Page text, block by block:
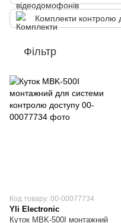
Комплекти контролю
Фільтр
Код товару: 00-00077734
Yli Electronic
Куток MBK-500I монтажний